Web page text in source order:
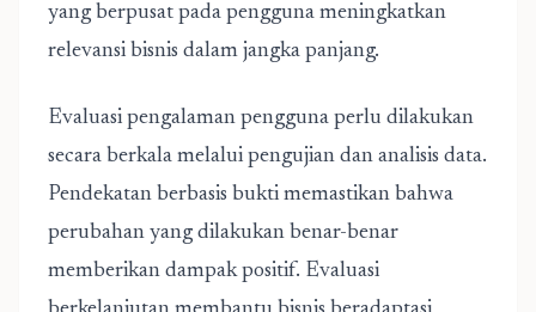
yang berpusat pada pengguna meningkatkan
relevansi bisnis dalam jangka panjang.
Evaluasi pengalaman pengguna perlu dilakukan
secara berkala melalui pengujian dan analisis data.
Pendekatan berbasis bukti memastikan bahwa
perubahan yang dilakukan benar-benar
memberikan dampak positif. Evaluasi